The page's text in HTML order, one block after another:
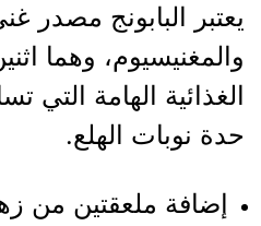
يعتبر البابونج مصدر
والمغنيسيوم، وهما
الغذائية الهامة التي
حدة نوبات الهلع.
إضافة ملعقتين من